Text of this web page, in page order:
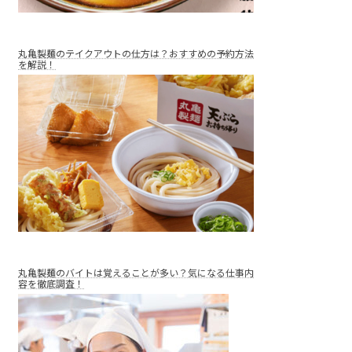
丸亀製麺のテイクアウトの仕方は？おすすめの予約方法
を解説！
丸亀製麺のバイトは覚えることが多い？気になる仕事内
容を徹底調査！